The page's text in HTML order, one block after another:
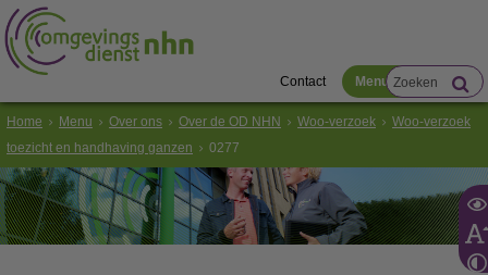
Contact Menu
Home Menu Over ons Over de OD NHN Woo-verzoek
Woo-verzoek
toezicht en handhaving ganzen
0277